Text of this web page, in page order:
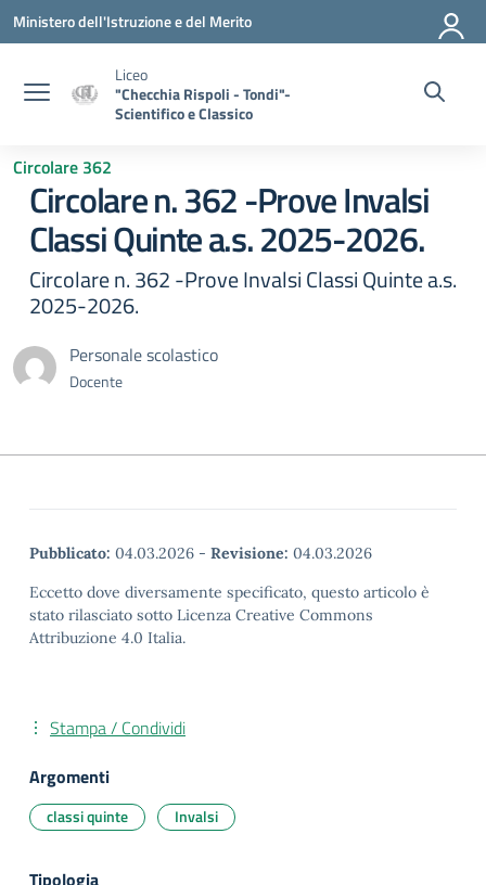
Vai ai contenuti
Vai al menu di navigazione
Vai al footer
Ministero dell'Istruzione e del Merito
Liceo
"Checchia Rispoli - Tondi"-
Scientifico e Classico
Circolare 362
Circolare n. 362 -Prove Invalsi
Classi Quinte a.s. 2025-2026.
Circolare n. 362 -Prove Invalsi Classi Quinte a.s.
2025-2026.
Personale scolastico
Docente
Pubblicato: 04.03.2026 - Revisione: 04.03.2026
Eccetto dove diversamente specificato, questo articolo è
stato rilasciato sotto Licenza Creative Commons
Attribuzione 4.0 Italia.
Stampa / Condividi
Argomenti
classi quinte Invalsi
Tipologia